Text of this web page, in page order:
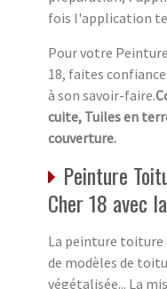
fois l'application
Pour votre
18, faites
à son savoir-faire.
cuite, Tuiles en
couverture.
Peinture
Cher 18 avec
La peinture toiture
de modèles de
végétalisée... La